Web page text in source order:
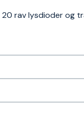
rav lysdioder og